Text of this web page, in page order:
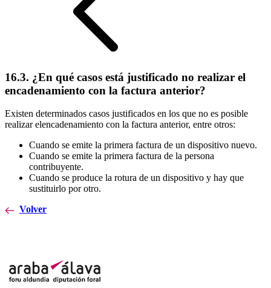
16.3. ¿En qué casos está justificado no realizar el
encadenamiento con la factura anterior?
Existen determinados casos justificados en los que no es posible
realizar elencadenamiento con la factura anterior, entre otros:
Cuando se emite la primera factura de un dispositivo nuevo.
Cuando se emite la primera factura de la persona
contribuyente.
Cuando se produce la rotura de un dispositivo y hay que
sustituirlo por otro.
Volver